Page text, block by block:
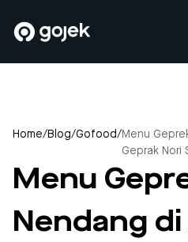
Home/Blog/Gofood/Menu
Geprak Nori
Menu
Nendang di